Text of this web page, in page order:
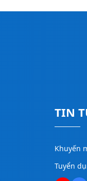
TIN
Khuyến
Tuyển